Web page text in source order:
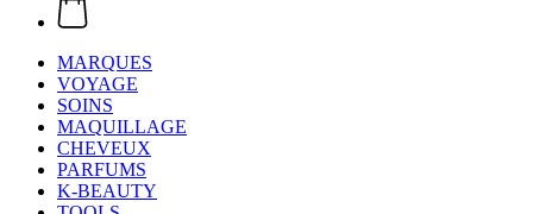
MARQUES
VOYAGE
SOINS
MAQUILLAGE
CHEVEUX
PARFUMS
K-BEAUTY